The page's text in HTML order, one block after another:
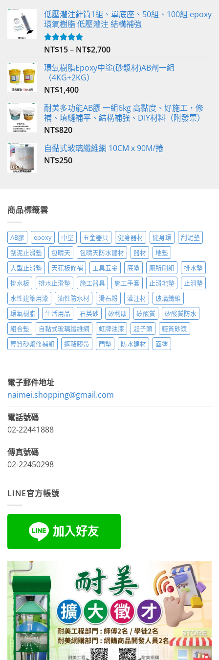
低壓灌注針筒1組、單底座、50組、100組 epoxy
環氧樹脂 低壓灌注 結構補強
評分5.00
NT$15– NT$2,700
環氧樹脂Epoxy中塗(砂漿材)AB劑一組
（4KG+2KG）
NT$1,400
耐美多功能AB膠 一組6kg 高黏度、好施工，修
補、填縫補平、結構補強、DIY材料（附發票）
NT$820
自黏式玻璃纖維網 10CMｘ90M/捲
NT$250
商品標籤雲
AB膠 epoxy 中塗 五金器具 健身器材 健身環
刮泥墊
刮泥止滑墊
包晴天 包晴天防水建材 器材
地墊
大型止滑墊
天花板修補 工具五金 底塗 廁所刷組
排水墊
排水板
排水止滑墊 施工器具 施工手套 止滑地墊
止滑墊
水性建築用漆
油性防水材 滑石粉 灌注材
玻璃纖維
環氧樹脂
生活用品 石英砂 矽利康 矽酸質
矽酸質防水
組合墊
自黏式玻璃纖維網 虹牌油漆 起子頭
輕質砂漿
輕質砂漿修補組
遮蔽膠帶 門墊 防水建材 面塗
電子郵件地址
naimei.shopping@gmail.com
電話號碼
02-22441888
傳真號碼
02-22450298
LINE官方帳號